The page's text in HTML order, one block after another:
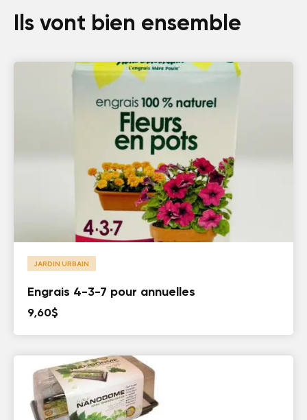
Ils vont bien ensemble
JARDIN URBAIN
Engrais 4-3-7 pour annuelles
9,60$